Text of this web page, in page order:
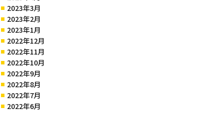
2023年3月
2023年2月
2023年1月
2022年12月
2022年11月
2022年10月
2022年9月
2022年8月
2022年7月
2022年6月